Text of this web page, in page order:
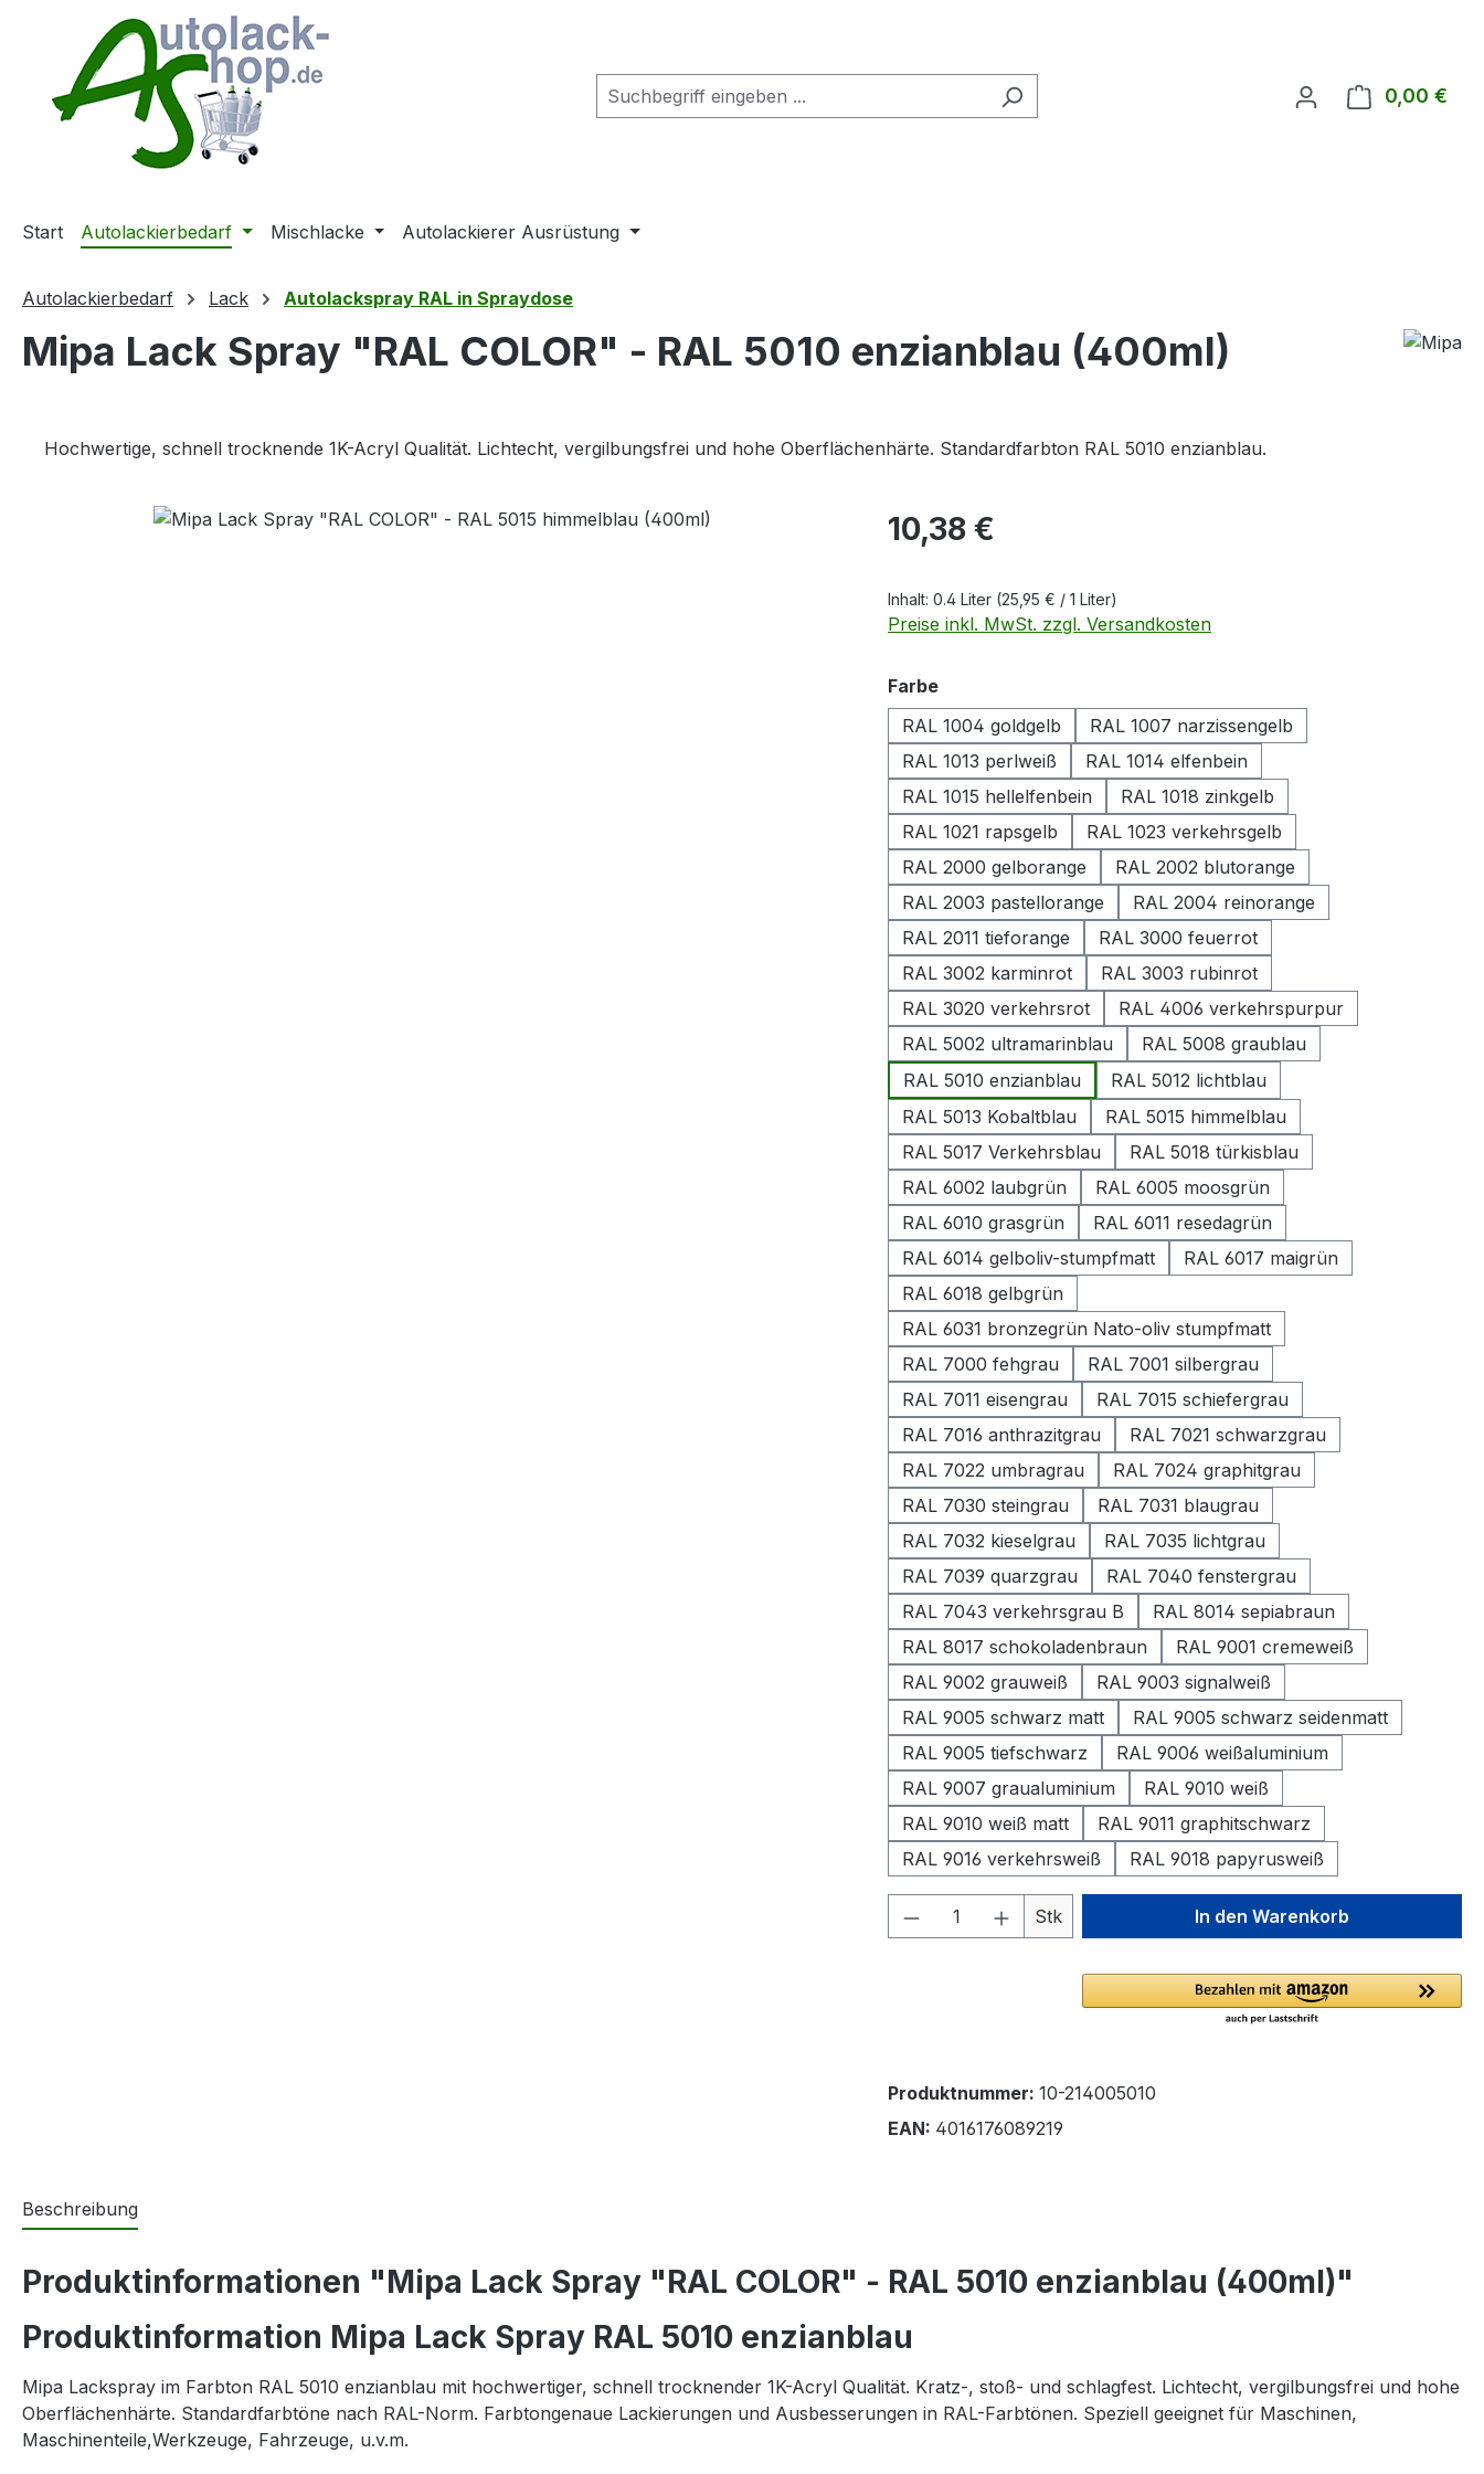
Hauptinhalt springen
Zur Suche springen
Zur Hauptnavigation springen
0,00 €
Start Autolackierbedarf Mischlacke Autolackierer Ausrüstung
Autolackierbedarf Lack Autolackspray RAL in Spraydose
Mipa Lack Spray "RAL COLOR" - RAL 5010 enzianblau (400ml)
Hochwertige, schnell trocknende 1K-Acryl Qualität. Lichtecht, vergilbungsfrei und hohe Oberflächenhärte. Standardfarbton RAL 5010 enzianblau.
Bildergalerie überspringen Regulärer Preis:
10,38 €
Inhalt: 0.4 Liter (25,95 € / 1 Liter)
Preise inkl. MwSt. zzgl. Versandkosten
Farbeauswählen
RAL 1004 goldgelb
RAL 1007 narzissengelb
RAL 1013 perlweiß
RAL 1014 elfenbein
RAL 1015 hellelfenbein
RAL 1018 zinkgelb
RAL 1021 rapsgelb
RAL 1023 verkehrsgelb
RAL 2000 gelborange
RAL 2002 blutorange
RAL 2003 pastellorange
RAL 2004 reinorange
RAL 2011 tieforange
RAL 3000 feuerrot
RAL 3002 karminrot
RAL 3003 rubinrot
RAL 3020 verkehrsrot
RAL 4006 verkehrspurpur
RAL 5002 ultramarinblau
RAL 5008 graublau
RAL 5010 enzianblau
RAL 5012 lichtblau
RAL 5013 Kobaltblau
RAL 5015 himmelblau
RAL 5017 Verkehrsblau
RAL 5018 türkisblau
RAL 6002 laubgrün
RAL 6005 moosgrün
RAL 6010 grasgrün
RAL 6011 resedagrün
RAL 6014 gelboliv-stumpfmatt
RAL 6017 maigrün
RAL 6018 gelbgrün
RAL 6031 bronzegrün Nato-oliv stumpfmatt
RAL 7000 fehgrau
RAL 7001 silbergrau
RAL 7011 eisengrau
RAL 7015 schiefergrau
RAL 7016 anthrazitgrau
RAL 7021 schwarzgrau
RAL 7022 umbragrau
RAL 7024 graphitgrau
RAL 7030 steingrau
RAL 7031 blaugrau
RAL 7032 kieselgrau
RAL 7035 lichtgrau
RAL 7039 quarzgrau
RAL 7040 fenstergrau
RAL 7043 verkehrsgrau B
RAL 8014 sepiabraun
RAL 8017 schokoladenbraun
RAL 9001 cremeweiß
RAL 9002 grauweiß
RAL 9003 signalweiß
RAL 9005 schwarz matt
RAL 9005 schwarz seidenmatt
RAL 9005 tiefschwarz
RAL 9006 weißaluminium
RAL 9007 graualuminium
RAL 9010 weiß
RAL 9010 weiß matt
RAL 9011 graphitschwarz
RAL 9016 verkehrsweiß
RAL 9018 papyrusweiß
Produkt Anzahl: Gib den gewünschten Wert
Stk In den Warenkorb
Produktnummer: 10-214005010
EAN: 4016176089219
Beschreibung
Produktinformationen "Mipa Lack Spray "RAL COLOR" - RAL 5010 enzianblau (400ml)"
Produktinformation Mipa Lack Spray RAL 5010 enzianblau
Mipa Lackspray im Farbton RAL 5010 enzianblau mit hochwertiger, schnell trocknender 1K-Acryl Qualität. Kratz-, stoß- und schlagfest. Lichtecht, vergilbungsfrei und hohe
Oberflächenhärte. Standardfarbtöne nach RAL-Norm. Farbtongenaue Lackierungen und Ausbesserungen in RAL-Farbtönen. Speziell geeignet für Maschinen,
Maschinenteile,Werkzeuge, Fahrzeuge, u.v.m.